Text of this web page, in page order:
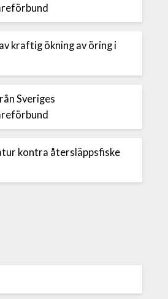
kraftig ökning av öring i
Sveriges
kontra återsläppsfiske